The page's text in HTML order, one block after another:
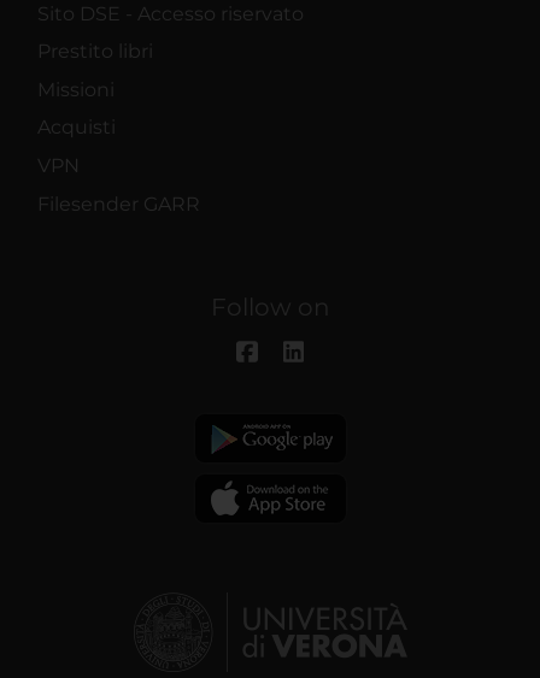
Sito DSE - Accesso riservato
Prestito libri
Missioni
Acquisti
VPN
Filesender GARR
Follow on